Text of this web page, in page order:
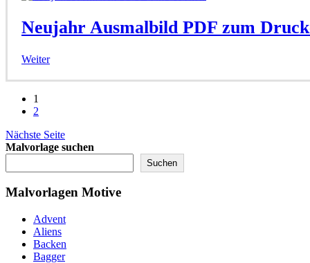
Neujahr Ausmalbild PDF zum
Weiter
1
2
Nächste Seite
Malvorlage suchen
Suchen
Malvorlagen Motive
Advent
Aliens
Backen
Bagger